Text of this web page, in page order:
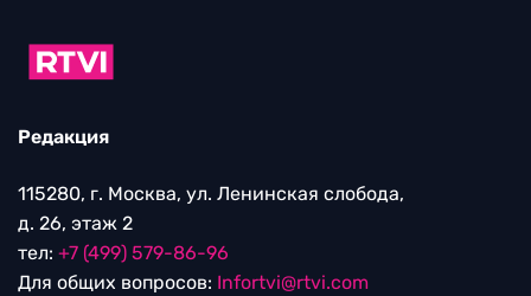
Редакция
115280, г. Москва, ул. Ленинская слобода,
д. 26, этаж 2
тел: +7 (499) 579-86-96
Для общих вопросов: Infortvi@rtvi.com